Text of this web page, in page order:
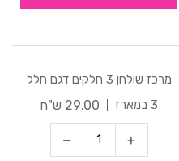
מרכז שולחן 3 חלקים דגם חלל
3 במארז
29.00 ש"ח